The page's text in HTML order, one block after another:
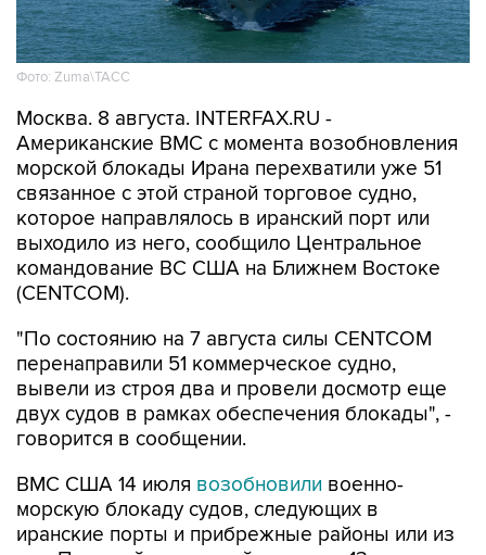
Фото: Zuma\ТАСС
Москва. 8 августа. INTERFAX.RU -
морской блокады Ирана перехватили уже 51
связанное с этой страной торговое судно,
которое направлялось в иранский порт или
выходило из него, сообщило Центральное
командование ВС США на Ближнем Востоке
(CENTCOM).
"По состоянию на 7 августа силы CENTCOM
вывели из строя два и провели досмотр еще
двух судов в рамках обеспечения блокады", -
говорится в сообщении.
ВМС США 14 июлявозобновили
иранские порты и прибрежные районы или из
них. Прежний режим действовал с 13 апреля по
18 июня.